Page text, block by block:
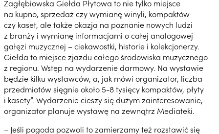
Zagłębiowska Giełda Płytowa to nie tylko miejsce
na kupno, sprzedaż czy wymianę winyli, kompaktów
czy kaset, ale także okazja na poznanie nowych ludzi
z branży i wymianę informacjami o całej analogowej
gałęzi muzycznej – ciekawostki, historie i kolekcjonerzy.
Giełda to miejsce zjazdu całego środowiska muzycznego
z regionu. Wstęp na wydarzenie darmowy. Na wystawie
będzie kilku wystawców, a, jak mówi organizator, liczba
przedmiotów sięgnie około 5-8 tysięcy kompaktów, płyty
i kasety”. Wydarzenie cieszy się dużym zainteresowanie,
organizator planuje wystawę na zewnątrz Mediateki.
– Jeśli pogoda pozwoli to zamierzamy też rozstawić się